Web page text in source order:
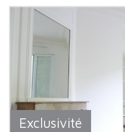
Exclusivité